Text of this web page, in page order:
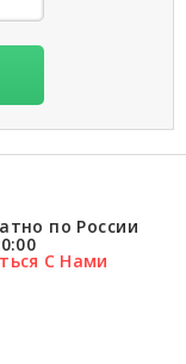
по России
С Нами